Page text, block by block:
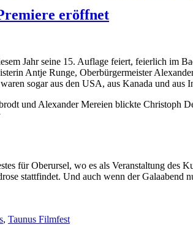
eröffnet
Jahr seine 15. Auflage feiert, feierlich im
Antje Runge, Oberbürgermeister
sogar aus den USA, aus Kanada und aus
und Alexander Mereien blickte Christoph
für Oberursel, wo es als Veranstaltung des
stattfindet. Und auch wenn der
, Taunus Filmfest